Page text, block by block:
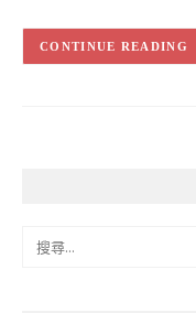
CONTINUE READING